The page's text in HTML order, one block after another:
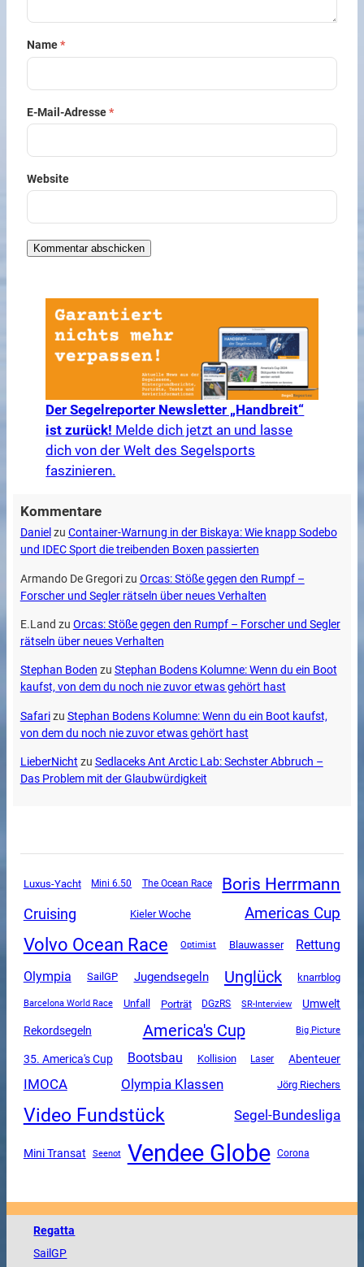
Name*
E-Mail-Adresse*
Website
Der Segelreporter Newsletter „Handbreit“
ist zurück! Melde dich jetzt an und lasse
dich von der Welt des Segelsports
faszinieren.
Kommentare
Daniel zu Container-Warnung in der Biskaya: Wie knapp Sodebo
und IDEC Sport die treibenden Boxen passierten
Armando De Gregorizu Orcas: Stöße gegen den Rumpf –
Forscher und Segler rätseln über neues Verhalten
E.Land zu Orcas: Stöße gegen den Rumpf – Forscher und Segler
rätseln über neues Verhalten
Stephan Boden zu Stephan Bodens Kolumne: Wenn du ein Boot
kaufst, von dem du noch nie zuvor etwas gehört hast
Safarizu Stephan Bodens Kolumne: Wenn du ein Boot kaufst,
von dem du noch nie zuvor etwas gehört hast
LieberNicht zu Sedlaceks Ant Arctic Lab: Sechster Abbruch –
Das Problem mit der Glaubwürdigkeit
Luxus-Yacht Mini 6.50 The Ocean Race Boris Herrmann
Cruising Kieler Woche Americas Cup
Volvo Ocean Race Optimist Blauwasser Rettung
Olympia SailGP Jugendsegeln Unglück knarrblog
Barcelona World Race Unfall Porträt DGzRS SR-Interview Umwelt
Rekordsegeln America's Cup Big Picture
35. America's Cup Bootsbau Kollision Laser Abenteuer
IMOCA Olympia Klassen Jörg Riechers
Video Fundstück Segel-Bundesliga
Mini Transat Seenot Vendee Globe Corona
Regatta
SailGP